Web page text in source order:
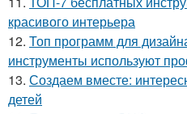
красивого интерьера
12. Топ программ для
инструменты используют
13. Создаем вместе:
детей